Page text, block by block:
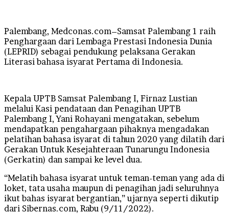
Palembang, Medconas.com–Samsat Palembang 1 raih
Penghargaan dari Lembaga Prestasi Indonesia Dunia
(LEPRID) sebagai pendukung pelaksana Gerakan
Literasi bahasa isyarat Pertama di Indonesia.
Kepala UPTB Samsat Palembang I, Firnaz Lustian
melalui Kasi pendataan dan Penagihan UPTB
Palembang I, Yani Rohayani mengatakan, sebelum
mendapatkan pengahargaan pihaknya mengadakan
pelatihan bahasa isyarat di tahun 2020 yang dilatih dari
Gerakan Untuk Kesejahteraan Tunarungu Indonesia
(Gerkatin) dan sampai ke level dua.
“Melatih bahasa isyarat untuk teman-teman yang ada di
loket, tata usaha maupun di penagihan jadi seluruhnya
ikut bahas isyarat bergantian,” ujarnya seperti dikutip
dari Sibernas.com, Rabu (9/11/2022).